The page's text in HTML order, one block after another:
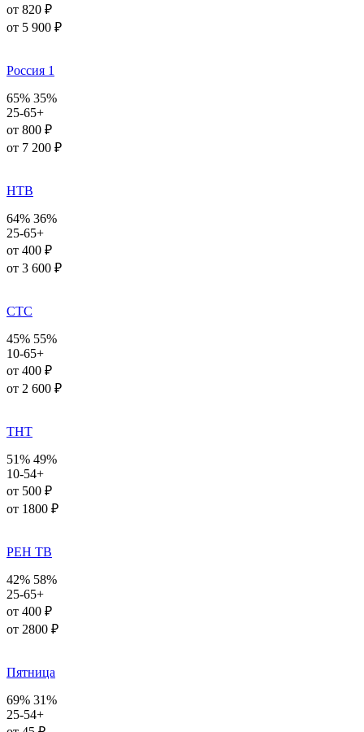
от 820 ₽
от 5 900 ₽
Россия 1
65% 35%
25-65+
от 800 ₽
от 7 200 ₽
НТВ
64% 36%
25-65+
от 400 ₽
от 3 600 ₽
СТС
45% 55%
10-65+
от 400 ₽
от 2 600 ₽
ТНТ
51% 49%
10-54+
от 500 ₽
от 1800 ₽
РЕН ТВ
42% 58%
25-65+
от 400 ₽
от 2800 ₽
Пятница
69% 31%
25-54+